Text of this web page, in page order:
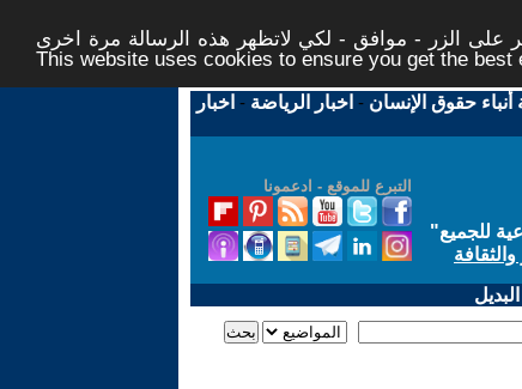
على الزر - موافق - لكي لاتظهر هذه الرسالة مرة اخرى -
This website uses cookies to ensure you get the best
أنباء حقوق الإنسان - اخبار الرياضة - اخبار
التبرع للموقع - ادعمونا
للجميع"